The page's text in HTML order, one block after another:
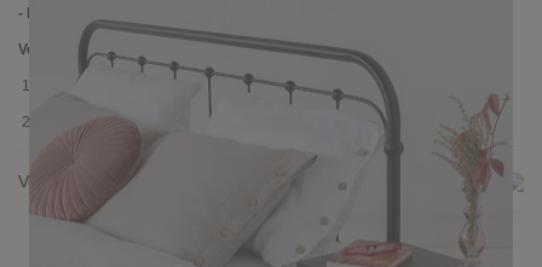
- Für 1 oder 2 Lattenroste geeignet
Verpackungsdetails
1. Karton: 210x80x2030 mm, ≈ 25 kg
2. Karton: 1900x1050x130 mm, ≈ 43 kg
Versand & Lieferung